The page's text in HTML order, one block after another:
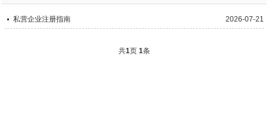
私营企业注册指南 2026-07-21
共1页 1条